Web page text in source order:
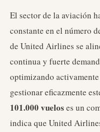
El sector de la aviación
constante en el número
de United Airlines se
continua y fuerte
optimizando
gestionar eficazmente
101.000 vuelos es un
indica que United